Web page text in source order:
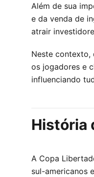
Além de sua
e da venda de
atrair
Neste contexto,
os jogadores e
influenciando
História
A Copa
sul-americanos